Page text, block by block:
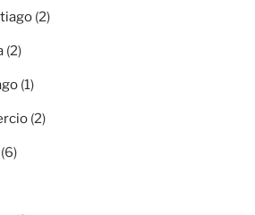
(2)
(2)
(1)
(2)
(6)